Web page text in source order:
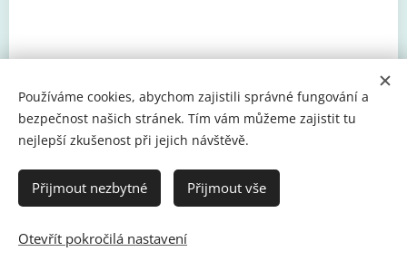
Vytvořeno službou
Používáme cookies, abychom zajistili správné fungování a
bezpečnost našich stránek. Tím vám můžeme zajistit tu
nejlepší zkušenost při jejich návštěvě.
Přijmout nezbytné Přijmout vše
Otevřít pokročilá nastavení